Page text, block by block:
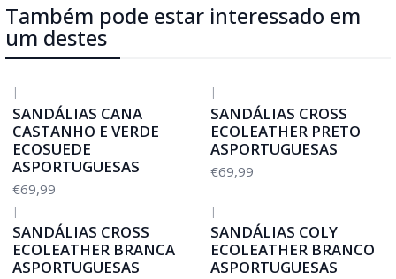
Também pode estar interessado em
um destes
|
SANDÁLIAS CANA
CASTANHO E VERDE
ECOSUEDE
ASPORTUGUESAS
€69,99
|
SANDÁLIAS CROSS
ECOLEATHER PRETO
ASPORTUGUESAS
€69,99
|
SANDÁLIAS CROSS
ECOLEATHER BRANCA
ASPORTUGUESAS
|
SANDÁLIAS COLY
ECOLEATHER BRANCO
ASPORTUGUESAS